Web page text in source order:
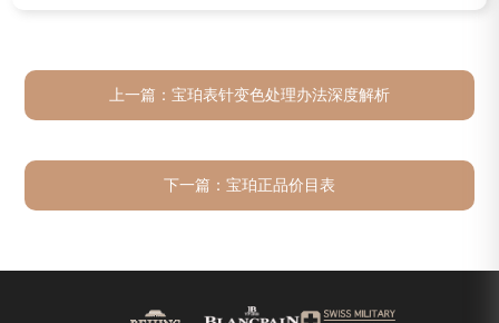
上一篇： 宝珀表针变色处理办法深度解析
下一篇： 宝珀正品价目表